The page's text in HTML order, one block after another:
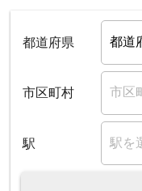
都道府県
市区町村
駅